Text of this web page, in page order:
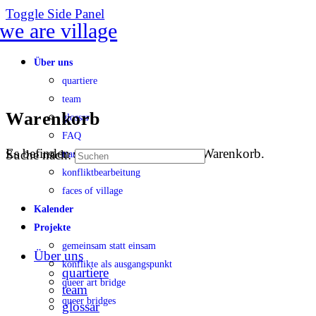
Toggle Side Panel
Über uns
quartiere
team
glossar
FAQ
transparenz
konfliktbearbeitung
faces of village
Kalender
Projekte
gemeinsam statt einsam
konflikte als ausgangspunkt
queer art bridge
queer bridges
Warenkorb
Es befinden sich keine Produkte im Warenkorb.
Suche nach:
Über uns
quartiere
team
glossar